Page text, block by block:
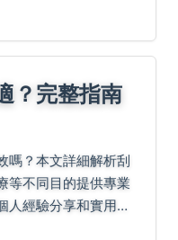
？完整指南
嗎？本文詳細解析刮
等不同目的提供專業
人經驗分享和實用表